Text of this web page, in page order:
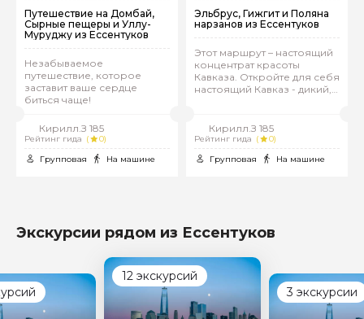
Путешествие на Домбай,
Сырные пещеры и Уллу-
Муруджу из Ессентуков
Незабываемое
путешествие, которое
заставит ваше сердце
биться чаще!
Кирилл.З 185
Рейтинг гида (
0)
Групповая
На машине
Эльбрус, Гижгит и Поляна
нарзанов из Ессентуков
Этот маршрут – настоящий
концентрат красоты
Кавказа. Откройте для себя
настоящий Кавказ - дикий,
Кирилл.З 185
Рейтинг гида (
0)
Групповая
На машине
Экскурсии рядом из Ессентуков
12 экскурсий
3 экскурсии